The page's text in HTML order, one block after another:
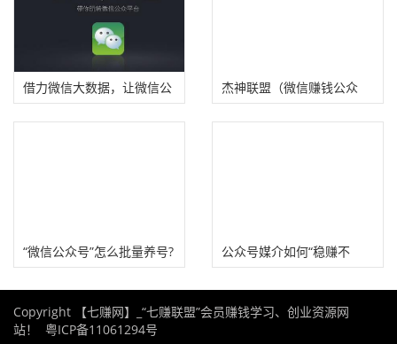
借力微信大数据，让微信公
众号快速涨粉
杰神联盟（微信赚钱公众
号）
“微信公众号”怎么批量养号?
公众号媒介如何“稳赚不
Copyright 【七赚网】_“七赚联盟”会员赚钱学习、创业资源网
站！ 粤ICP备11061294号